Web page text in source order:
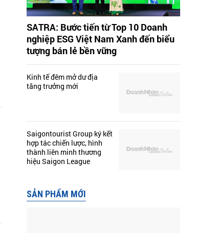
SATRA: Bước tiến từ Top 10 Doanh
nghiệp ESG Việt Nam Xanh đến biểu
tượng bán lẻ bền vững
Kinh tế đêm mở dư địa
tăng trưởng mới
Saigontourist Group ký kết
hợp tác chiến lược, hình
thành liên minh thương
hiệu Saigon League
SẢN PHẨM MỚI